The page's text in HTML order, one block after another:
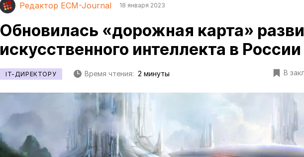
Редактор ECM-Journal 18 января 2023
Обновилась «дорожная карта»
искусственного интеллекта в России
IT-ДИРЕКТОРУ Время чтения: 2 минуты В